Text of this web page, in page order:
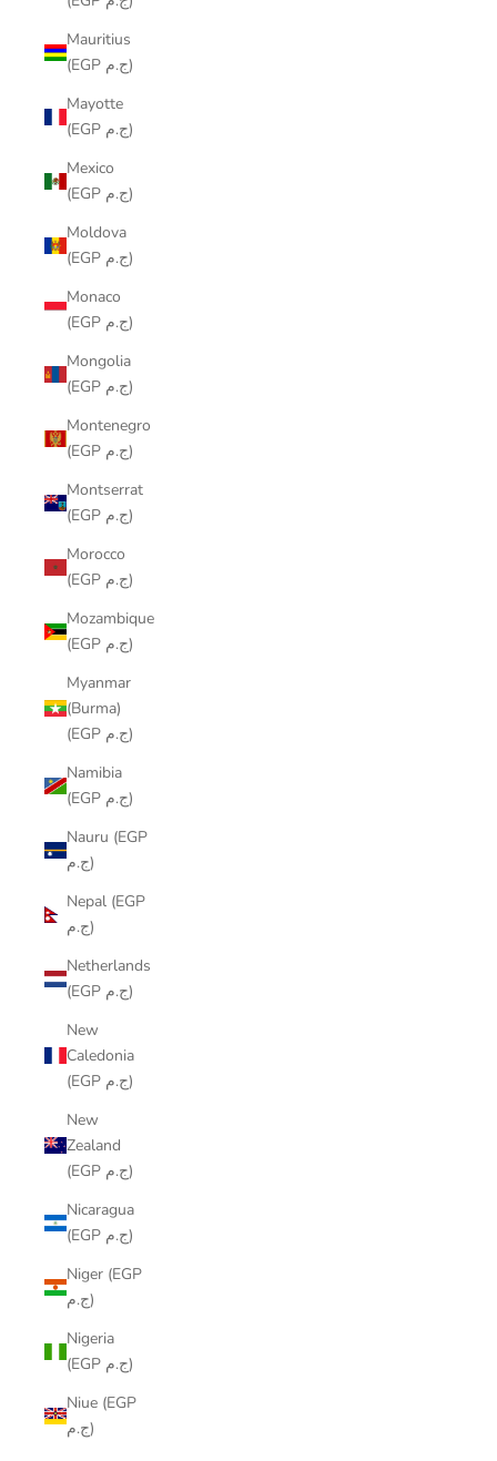
Mauritius
(EGP ج.م)
Mayotte
(EGP ج.م)
Mexico
(EGP ج.م)
Moldova
(EGP ج.م)
Monaco
(EGP ج.م)
Mongolia
(EGP ج.م)
Montenegro
(EGP ج.م)
Montserrat
(EGP ج.م)
Morocco
(EGP ج.م)
Mozambique
(EGP ج.م)
Myanmar
(Burma)
(EGP ج.م)
Namibia
(EGP ج.م)
Nauru (EGP
ج.م)
Nepal (EGP
ج.م)
Netherlands
(EGP ج.م)
New
Caledonia
(EGP ج.م)
New
Zealand
(EGP ج.م)
Nicaragua
(EGP ج.م)
Niger (EGP
ج.م)
Nigeria
(EGP ج.م)
Niue (EGP
ج.م)